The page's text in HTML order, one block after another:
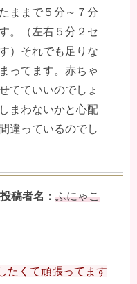
ままで５分～７分
。（左右５分２セ
）それでも足りな
ってます。赤ちゃ
てていいのでしょ
まわないかと心配
違っているのでし
稿者名： ふにゃこ
たくて頑張ってます